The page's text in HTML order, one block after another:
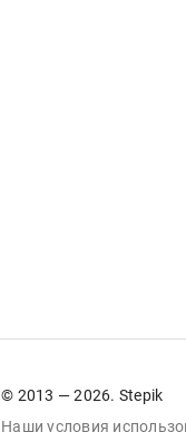
© 2013 — 2026. Stepik
Наши условия